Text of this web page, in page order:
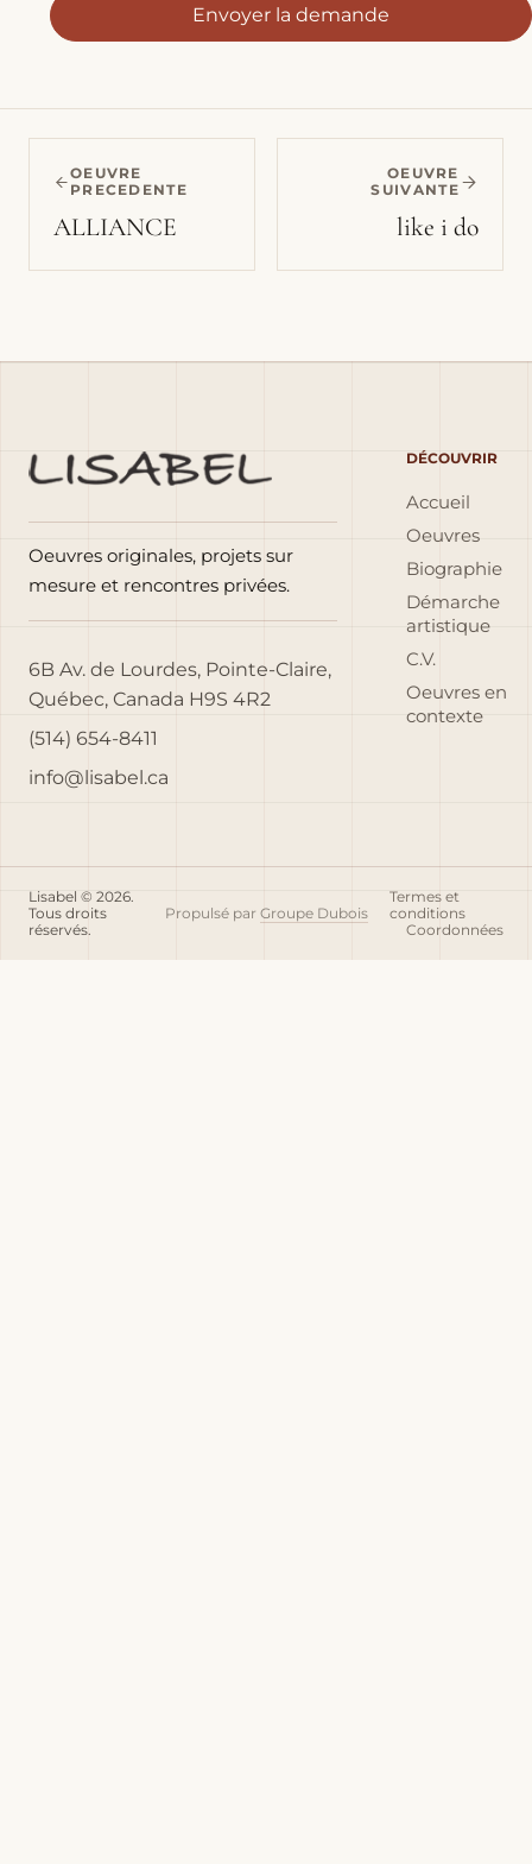
Envoyer la demande
OEUVRE
PRECEDENTE
ALLIANCE
OEUVRE
SUIVANTE
like i do
Oeuvres originales, projets sur
mesure et rencontres privées.
6B Av. de Lourdes, Pointe-Claire,
Québec, Canada H9S 4R2
(514) 654-8411
info@lisabel.ca
DÉCOUVRIR
Accueil
Oeuvres
Biographie
Démarche
artistique
C.V.
Oeuvres en
contexte
Lisabel © 2026.
Tous droits
réservés.
Propulsé par Groupe Dubois
Termes et
conditions
Coordonnées